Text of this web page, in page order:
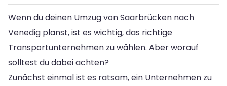
Wenn du deinen Umzug von Saarbrücken nach
Venedig planst, ist es wichtig, das richtige
Transportunternehmen zu wählen. Aber worauf
solltest du dabei achten?
Zunächst einmal ist es ratsam, ein Unternehmen zu